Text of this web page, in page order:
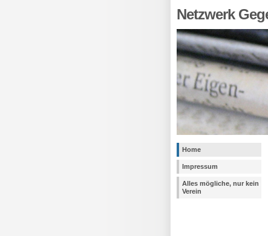
Netzwerk
Home
Impressum
Alles mögliche, nur kein
Verein